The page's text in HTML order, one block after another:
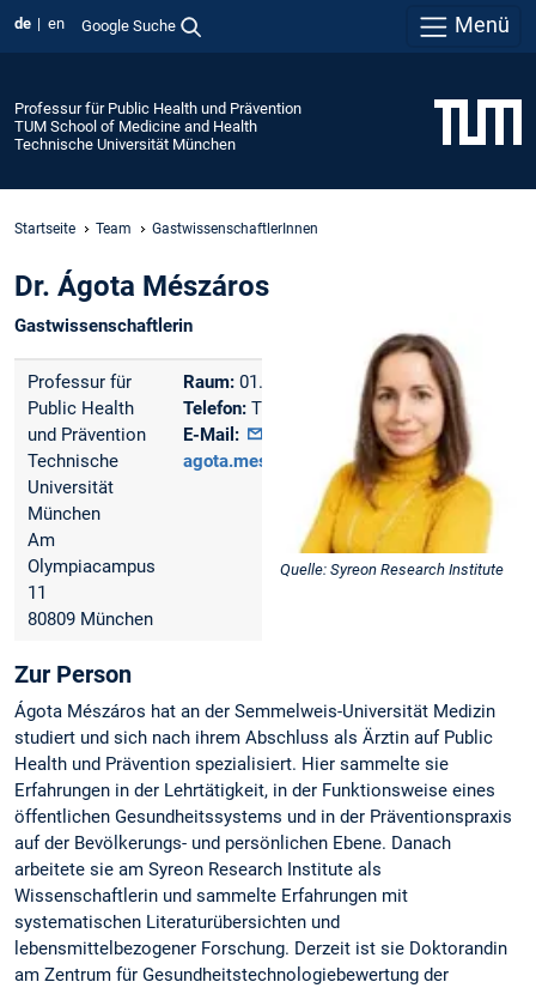
de en Google Suche Menü
Professur für Public Health und Prävention
TUM School of Medicine and Health
Technische Universität München
Startseite Team GastwissenschaftlerInnen
Dr. Ágota Mészáros
Quelle: Syreon Research Institute
Gastwissenschaftlerin
Professur für
Public Health
und Prävention
Technische
Universität
München
Am
Olympiacampus
11
80809 München
Raum: 01.2334.236
Telefon: TBD
E-Mail:
agota.meszaros@tum.de
Zur Person
Ágota Mészáros hat an der Semmelweis-Universität Medizin
studiert und sich nach ihrem Abschluss als Ärztin auf Public
Health und Prävention spezialisiert. Hier sammelte sie
Erfahrungen in der Lehrtätigkeit, in der Funktionsweise eines
öffentlichen Gesundheitssystems und in der Präventionspraxis
auf der Bevölkerungs- und persönlichen Ebene. Danach
arbeitete sie am Syreon Research Institute als
Wissenschaftlerin und sammelte Erfahrungen mit
systematischen Literaturübersichten und
lebensmittelbezogener Forschung. Derzeit ist sie Doktorandin
am Zentrum für Gesundheitstechnologiebewertung der